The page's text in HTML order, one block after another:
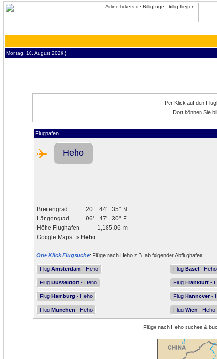
Montag, 10. August 2026 ¦
Per Klick auf den
Dort können Sie
Flughafen
Heho
Breitengrad 20° 44' 35" N
Längengrad
96° 47' 30" E
Höhe Flughafen
1,185.06 m
Google Maps » Heho
One Klick Flugsuche: Flüge nach Heho z.B. ab folgender Abflughafen:
Flug Amsterdam - Heho Flug Basel - Heho
Flug Düsseldorf - Heho Flug Frankfurt -
Flug Hamburg - Heho Flug Hannover -
Flug München - Heho Flug Wien - Heho